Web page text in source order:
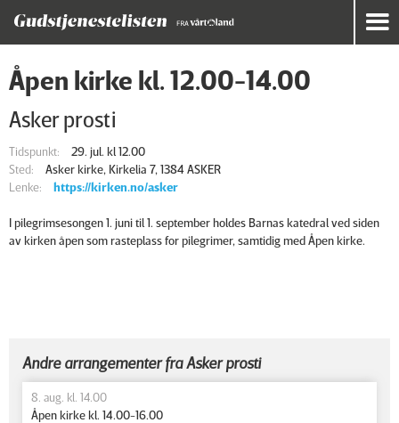
Åpen kirke kl. 12.00-14.00
Asker prosti
Tidspunkt:
29. jul. kl 12.00
Sted:
Asker kirke, Kirkelia 7, 1384 ASKER
Lenke:
https://kirken.no/asker
I pilegrimsesongen 1. juni til 1. september holdes Barnas katedral ved siden
av kirken åpen som rasteplass for pilegrimer, samtidig med Åpen kirke.
Andre arrangementer fra Asker prosti
8. aug. kl. 14.00
Åpen kirke kl. 14.00-16.00